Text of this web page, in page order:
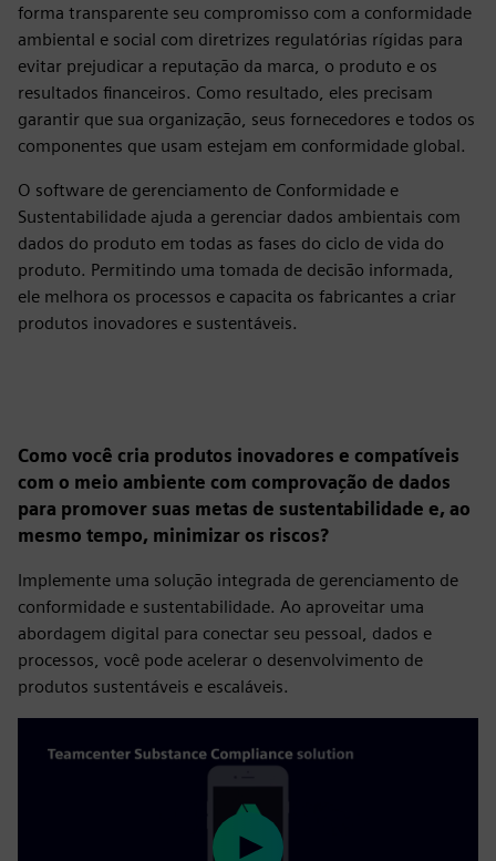
forma transparente seu compromisso com a conformidade
ambiental e social com diretrizes regulatórias rígidas para
evitar prejudicar a reputação da marca, o produto e os
resultados financeiros. Como resultado, eles precisam
garantir que sua organização, seus fornecedores e todos os
componentes que usam estejam em conformidade global.
O software de gerenciamento de Conformidade e
Sustentabilidade ajuda a gerenciar dados ambientais com
dados do produto em todas as fases do ciclo de vida do
produto. Permitindo uma tomada de decisão informada,
ele melhora os processos e capacita os fabricantes a criar
produtos inovadores e sustentáveis.
Como você cria produtos inovadores e compatíveis
com o meio ambiente com comprovação de dados
para promover suas metas de sustentabilidade e, ao
mesmo tempo, minimizar os riscos?
Implemente uma solução integrada de gerenciamento de
conformidade e sustentabilidade. Ao aproveitar uma
abordagem digital para conectar seu pessoal, dados e
processos, você pode acelerar o desenvolvimento de
produtos sustentáveis e escaláveis.